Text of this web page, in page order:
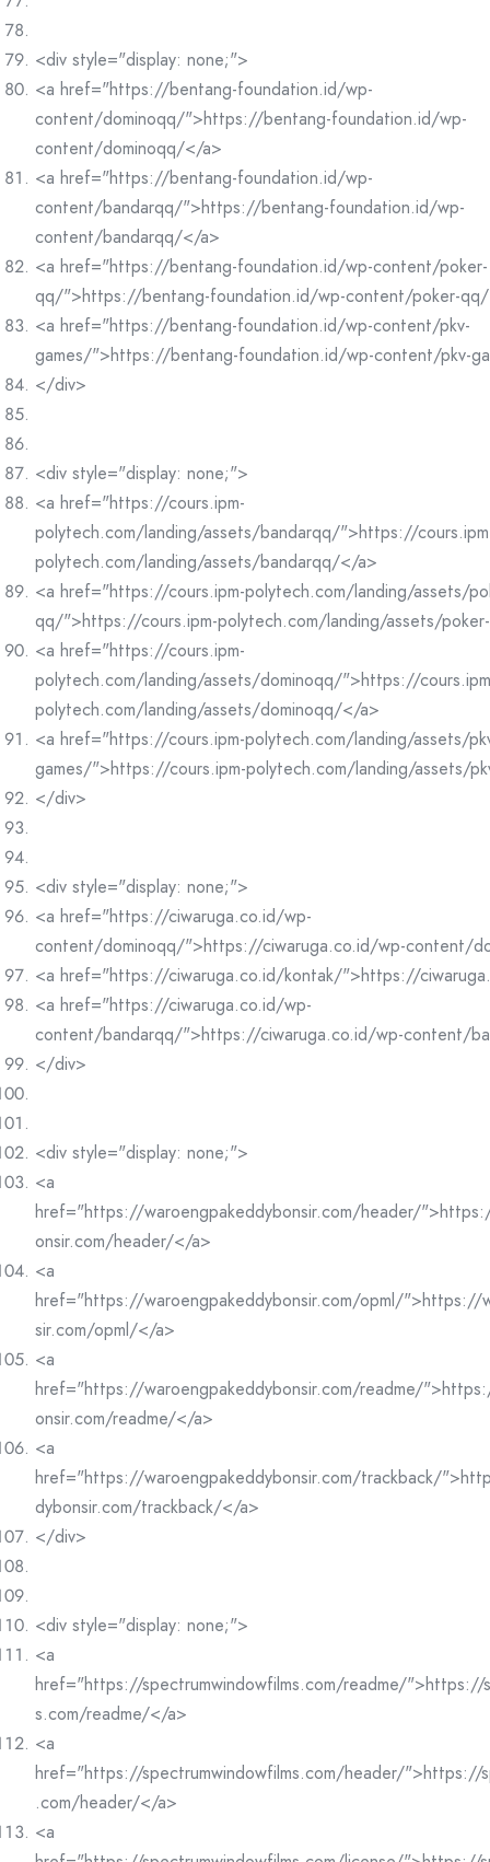
<div style="display: none;">
<a href="https://bentang-foundation.id/wp-
content/dominoqq/">https://bentang-foundation.id/wp-
content/dominoqq/</a>
<a href="https://bentang-foundation.id/wp-
content/bandarqq/">https://bentang-foundation.id/wp-
content/bandarqq/</a>
<a href="https://bentang-foundation.id/wp-content/poker-
qq/">https://bentang-foundation.id/wp-content/poker-
<a href="https://bentang-foundation.id/wp-content/pkv-
games/">https://bentang-foundation.id/wp-content/pkv-
</div>
<div style="display: none;">
<a href="https://cours.ipm-
polytech.com/landing/assets/bandarqq/">https://
polytech.com/landing/assets/bandarqq/</a>
<a href="https://cours.ipm-polytech.com/landing/assets/
qq/">https://cours.ipm-polytech.com/landing/assets/
<a href="https://cours.ipm-
polytech.com/landing/assets/dominoqq/">https://
polytech.com/landing/assets/dominoqq/</a>
<a href="https://cours.ipm-polytech.com/landing/assets/
games/">https://cours.ipm-polytech.com/landing/assets/
</div>
<div style="display: none;">
<a href="https://ciwaruga.co.id/wp-
content/dominoqq/">https://ciwaruga.co.id/wp-content/
<a href="https://ciwaruga.co.id/kontak/">https://
<a href="https://ciwaruga.co.id/wp-
content/bandarqq/">https://ciwaruga.co.id/wp-content/
</div>
<div style="display: none;">
<a
href="https://waroengpakeddybonsir.com/header/
onsir.com/header/</a>
<a
href="https://waroengpakeddybonsir.com/opml/">https://
sir.com/opml/</a>
<a
href="https://waroengpakeddybonsir.com/readme/
onsir.com/readme/</a>
<a
href="https://waroengpakeddybonsir.com/trackback/
dybonsir.com/trackback/</a>
</div>
<div style="display: none;">
<a
href="https://spectrumwindowfilms.com/readme/">https://
s.com/readme/</a>
<a
href="https://spectrumwindowfilms.com/header/">https://
.com/header/</a>
<a